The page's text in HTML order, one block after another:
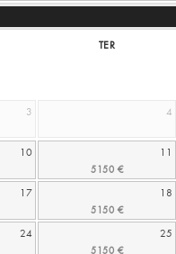
TER
3 4
10 11
17 18
24 25